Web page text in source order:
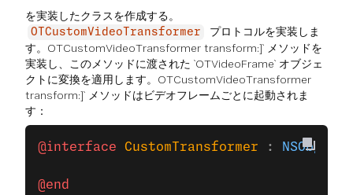
を実装したクラスを作成する。
OTCustomVideoTransformer
プロトコルを実装しま
す。OTCustomVideoTransformer transform:]` メソッドを
実装し、このメソッドに渡された `OTVideoFrame` オブジェ
クトに変換を適用します。OTCustomVideoTransformer
transform:]` メソッドはビデオフレームごとに起動されま
す：
@interface CustomTransformer : NSObject
@end